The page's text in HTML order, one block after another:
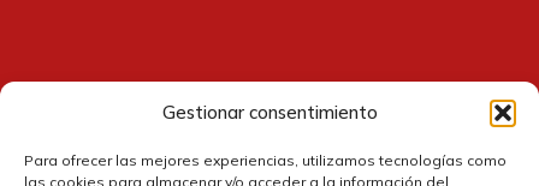
Gestionar consentimiento
Para ofrecer las mejores experiencias, utilizamos tecnologías como
las cookies para almacenar y/o acceder a la información del
Contacto